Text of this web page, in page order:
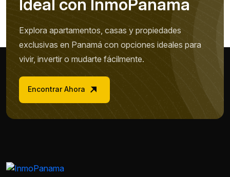
Ideal con InmoPanama
Explora apartamentos, casas y propiedades
exclusivas en Panamá con opciones ideales para
vivir, invertir o mudarte fácilmente.
Encontrar Ahora